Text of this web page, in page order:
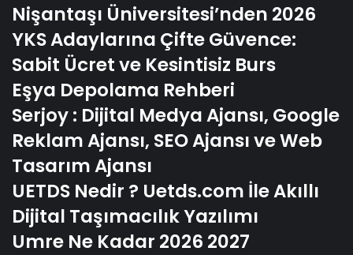
Nişantaşı Üniversitesi’nden 2026
YKS Adaylarına Çifte Güvence:
Sabit Ücret ve Kesintisiz Burs
Eşya Depolama Rehberi
Serjoy : Dijital Medya Ajansı, Google
Reklam Ajansı, SEO Ajansı ve Web
Tasarım Ajansı
UETDS Nedir ? Uetds.com İle Akıllı
Dijital Taşımacılık Yazılımı
Umre Ne Kadar 2026 2027